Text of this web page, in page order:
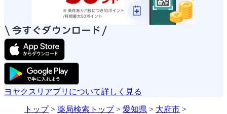
ヨヤクスリアプリについて詳しく見る
トップ> 薬局検索トップ> 愛知県 > 大府市 >